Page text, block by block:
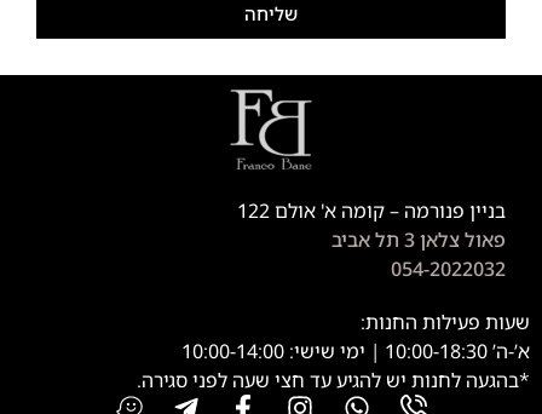
שליחה
בניין פנורמה – קומה א' אולם 122
פאול צלאן 3 תל אביב
054-2022032
שעות פעילות החנות:
א’-ה’ 10:00-18:30 | ימי שישי: 10:00-14:00
*בהגעה לחנות יש להגיע עד חצי שעה לפני סגירה.